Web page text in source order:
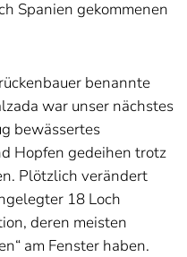
Spanien gekommenen
benannte
war unser nächstes
bewässertes
Hopfen gedeihen trotz
Plötzlich verändert
18 Loch
deren meisten
am Fenster haben.